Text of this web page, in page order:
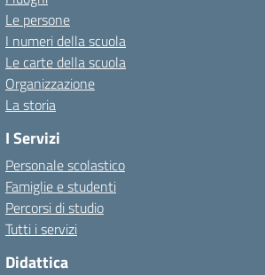
Le persone
I numeri della scuola
Le carte della scuola
Organizzazione
La storia
I Servizi
Personale scolastico
Famiglie e studenti
Percorsi di studio
Tutti i servizi
Didattica